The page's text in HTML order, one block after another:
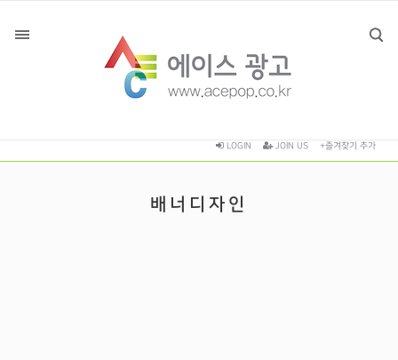
LOGIN JOIN US +즐겨찾기 추가
배너디자인